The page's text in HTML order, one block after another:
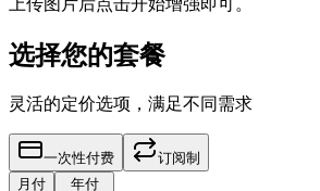
选择您的套餐
灵活的定价选项，满足不同需求
一次性付费
订阅制
月付
年付